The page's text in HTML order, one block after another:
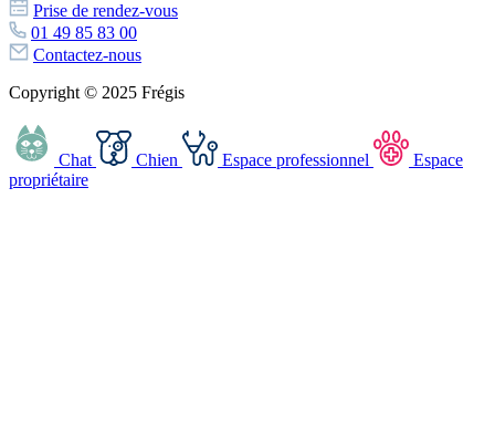
Prise de rendez-vous
01 49 85 83 00
Contactez-nous
Copyright © 2025 Frégis
Chat Chien Espace professionnel
Espace
propriétaire